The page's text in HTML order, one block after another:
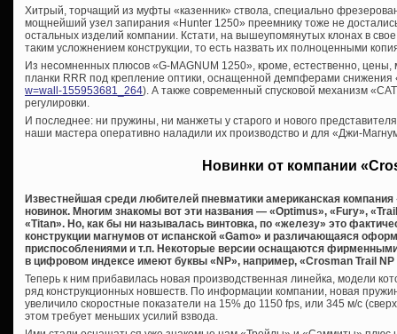
Хитрый, торчащий из муфты «казенник» ствола, специально
мощнейший узел запирания «Hunter 1250» преемнику тоже не
остальных изделий компании. Кстати, на вышеупомянутых клонах в
таким усложнением конструкции, то есть назвать их полноценными
Из несомненных плюсов «G-MAGNUM 1250», кроме, естественно,
планки RRR под крепление оптики, оснащенной демпферами снижения
w=wall-155953681_264). А также современный спусковой механизм
регулировки.
И последнее: ни пружины, ни манжеты у старого и нового
наши мастера оперативно наладили их производство и для «Джи-
Новинки от компании
Известнейшая среди любителей пневматики американская
новинок. Многим знакомы вот эти названия — «Optimus», «Fury»,
«Titan». Но, как бы ни называлась винтовка, по «железу» это
конструкции магнумов от испанской «Gamo» и различающаяся
приспособлениями и т.п. Некоторые версии оснащаются
в цифровом индексе имеют буквы «NP», например, «Crosman Trail NP
Теперь к ним прибавилась новая производственная линейка, модели
ряд конструкционных новшеств. По информации компании, новая
увеличило скоростные показатели на 15% до 1150 fps, или 345 м/с
этом требует меньших усилий взвода.